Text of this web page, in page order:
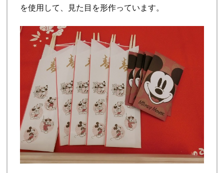
を使用して、見た目を形作っています。